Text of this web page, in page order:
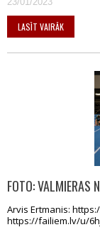
LASĪT VAIRĀK
FOTO: VALMIERAS
Arvis Ertmanis:
https://failiem.lv/u/